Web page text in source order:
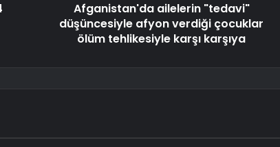
Afganistan'da ailelerin "tedavi"
düşüncesiyle afyon verdiği çocuklar
ölüm tehlikesiyle karşı karşıya